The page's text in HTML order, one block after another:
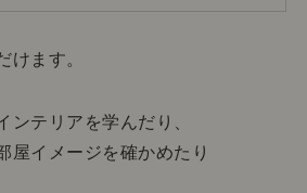
けます。
ンテリアを学んだり、
屋イメージを確かめたり